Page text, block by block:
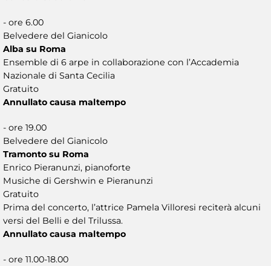
- ore 6.00
Belvedere del Gianicolo
Alba su Roma
Ensemble di 6 arpe in collaborazione con l’Accademia
Nazionale di Santa Cecilia
Gratuito
Annullato causa maltempo
- ore 19.00
Belvedere del Gianicolo
Tramonto su Roma
Enrico Pieranunzi, pianoforte
Musiche di Gershwin e Pieranunzi
Gratuito
Prima del concerto, l’attrice Pamela Villoresi reciterà alcuni
versi del Belli e del Trilussa.
Annullato causa maltempo
- ore 11.00-18.00